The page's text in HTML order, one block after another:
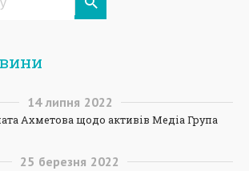
14 липня 2022
Ахметова щодо активів Медіа Група
25 березня 2022